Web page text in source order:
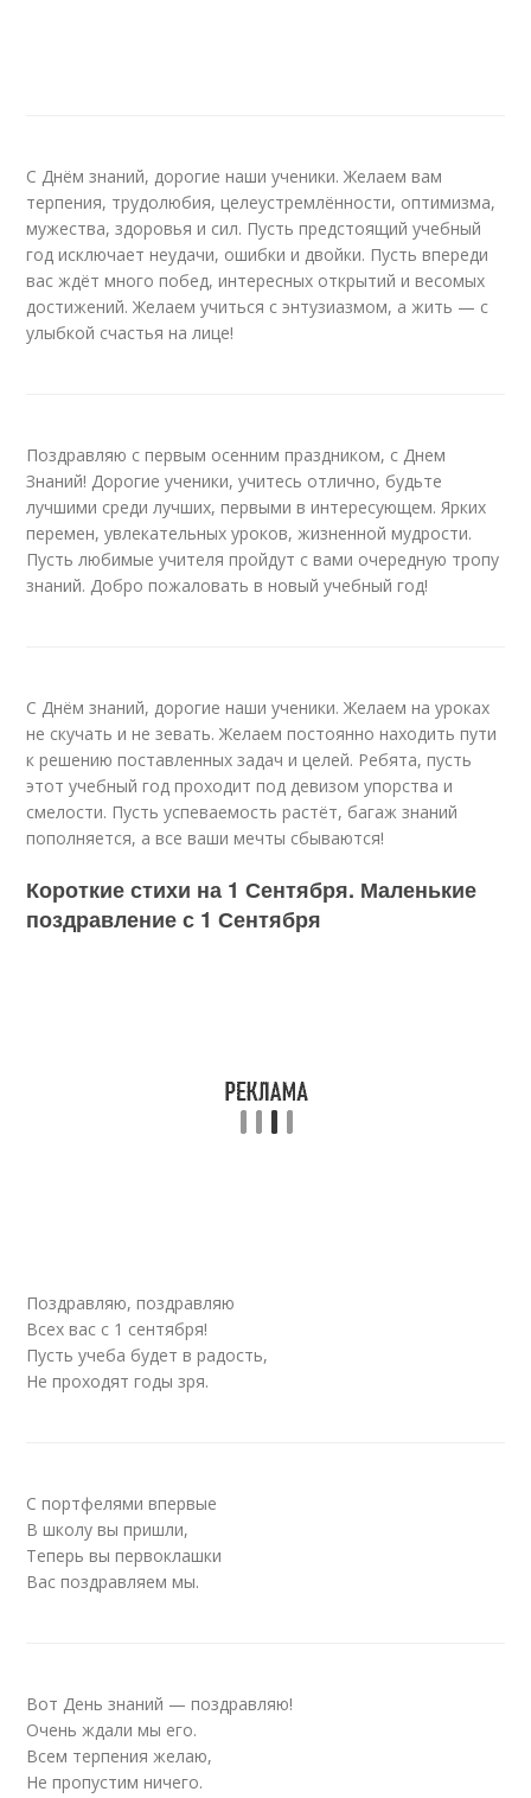
С Днём знаний, дорогие наши ученики. Желаем вам
терпения, трудолюбия, целеустремлённости, оптимизма,
мужества, здоровья и сил. Пусть предстоящий учебный
год исключает неудачи, ошибки и двойки. Пусть впереди
вас ждёт много побед, интересных открытий и весомых
достижений. Желаем учиться с энтузиазмом, а жить — с
улыбкой счастья на лице!
Поздравляю с первым осенним праздником, с Днем
Знаний! Дорогие ученики, учитесь отлично, будьте
лучшими среди лучших, первыми в интересующем. Ярких
перемен, увлекательных уроков, жизненной мудрости.
Пусть любимые учителя пройдут с вами очередную тропу
знаний. Добро пожаловать в новый учебный год!
С Днём знаний, дорогие наши ученики. Желаем на уроках
не скучать и не зевать. Желаем постоянно находить пути
к решению поставленных задач и целей. Ребята, пусть
этот учебный год проходит под девизом упорства и
смелости. Пусть успеваемость растёт, багаж знаний
пополняется, а все ваши мечты сбываются!
Короткие стихи на 1 Сентября. Маленькие
поздравление с 1 Сентября
Поздравляю, поздравляю
Всех вас с 1 сентября!
Пусть учеба будет в радость,
Не проходят годы зря.
С портфелями впервые
В школу вы пришли,
Теперь вы первоклашки
Вас поздравляем мы.
Вот День знаний — поздравляю!
Очень ждали мы его.
Всем терпения желаю,
Не пропустим ничего.